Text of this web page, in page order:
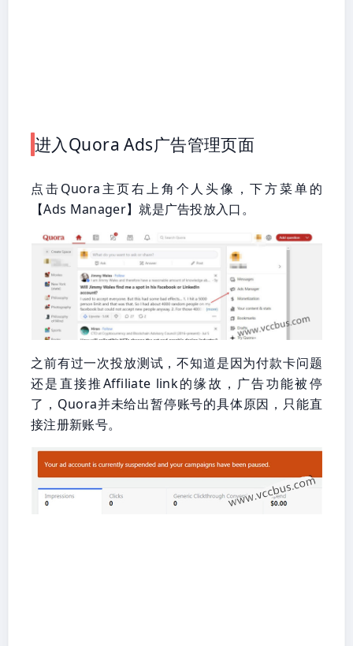
进入Quora Ads广告管理页面
点击Quora主页右上角个人头像，下方菜单的
【Ads Manager】就是广告投放入口。
之前有过一次投放测试，不知道是因为付款卡问题
还是直接推Affiliate link的缘故，广告功能被停
了，Quora并未给出暂停账号的具体原因，只能直
接注册新账号。